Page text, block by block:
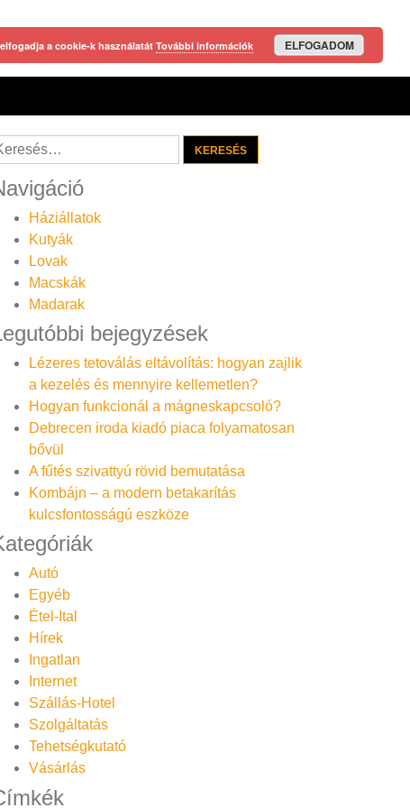
Háziállatok
Kutyák
Lovak
Macskák
Madarak
bejegyzések
Lézeres tetoválás eltávolítás: hogyan zajlik
a kezelés és mennyire kellemetlen?
Hogyan funkcionál a mágneskapcsoló?
Debrecen iroda kiadó piaca folyamatosan
bővül
A fűtés szivattyú rövid bemutatása
Kombájn – a modern betakarítás
kulcsfontosságú eszköze
Autó
Egyéb
Étel-Ital
Hírek
Ingatlan
Internet
Szállás-Hotel
Szolgáltatás
Tehetségkutató
Vásárlás
a cookie-k használatát További információk ELFOGADOM